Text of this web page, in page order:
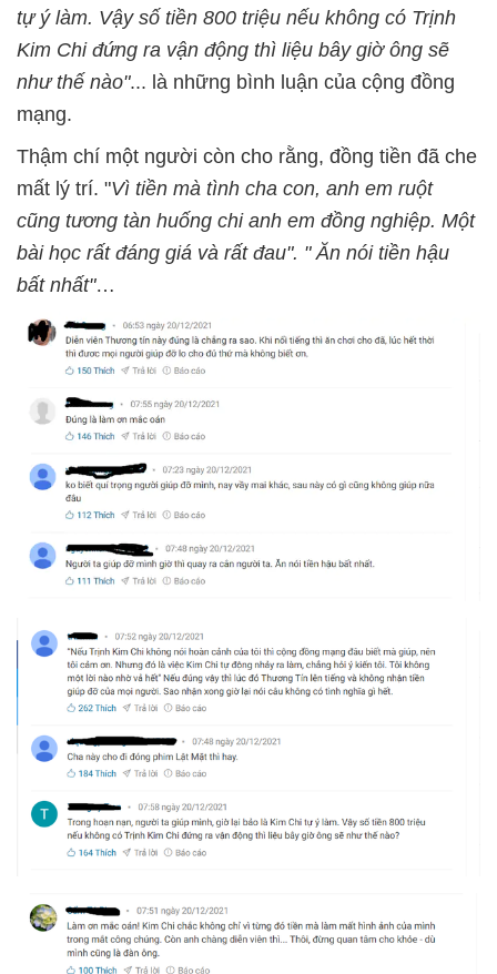
tự ý làm. Vậy số tiền 800 triệu nếu không có Trịnh
Kim Chi đứng ra vận động thì liệu bây giờ ông sẽ
như thế nào"... là những bình luận của cộng đồng
mạng.
Thậm chí một người còn cho rằng, đồng tiền đã che
mất lý trí. "Vì tiền mà tình cha con, anh em ruột
cũng tương tàn huống chi anh em đồng nghiệp. Một
bài học rất đáng giá và rất đau". " Ăn nói tiền hậu
bất nhất"…